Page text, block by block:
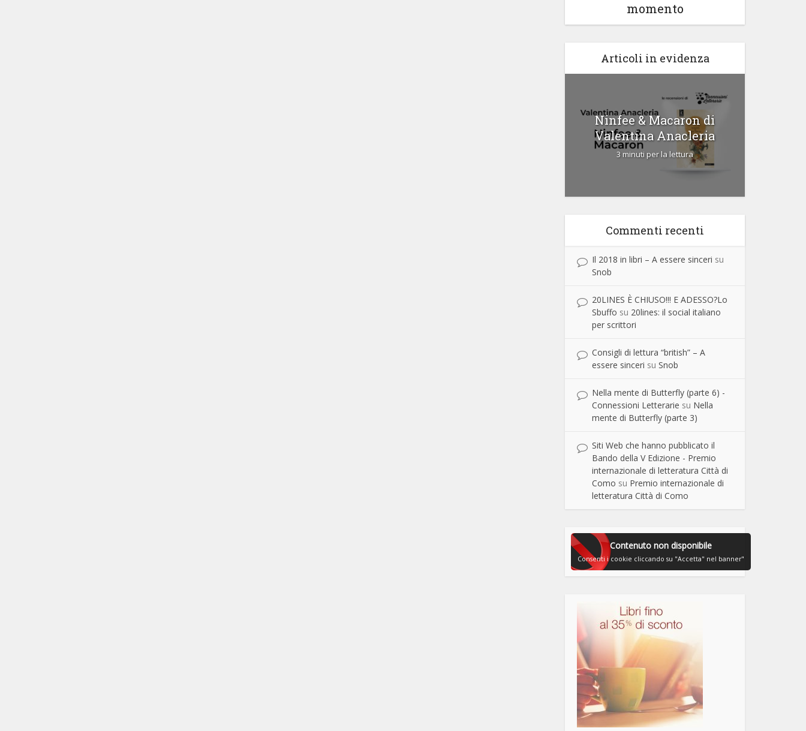
momento
Articoli in evidenza
Ninfee & Macaron di
Valentina Anacleria
3 minuti per la lettura
Commenti recenti
Il 2018 in libri – A essere sinceri su
Snob
20LINES È CHIUSO!!! E ADESSO?Lo
Sbuffo su 20lines: il social italiano
per scrittori
Consigli di lettura “british” – A
essere sinceri su Snob
Nella mente di Butterfly (parte 6) -
Connessioni Letterarie su Nella
mente di Butterfly (parte 3)
Siti Web che hanno pubblicato il
Bando della V Edizione - Premio
internazionale di letteratura Città di
Como su Premio internazionale di
letteratura Città di Como
Contenuto non disponibile
Consenti i cookie cliccando su "Accetta" nel banner"